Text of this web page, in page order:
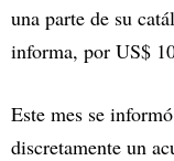
una parte de su
informa, por US$
Este mes se
discretamente un